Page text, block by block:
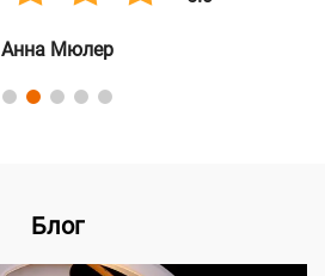
Анна Мюлер
Блог